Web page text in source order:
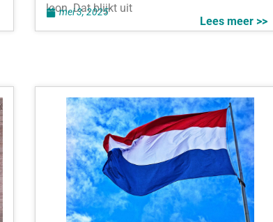
loon. Dat blijkt uit
Lees meer >>
mei 3, 2025